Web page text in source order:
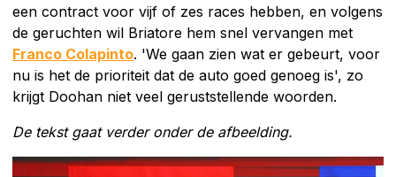
een contract voor vijf of zes races hebben, en volgens
de geruchten wil Briatore hem snel vervangen met
Franco Colapinto. 'We gaan zien wat er gebeurt, voor
nu is het de prioriteit dat de auto goed genoeg is', zo
krijgt Doohan niet veel geruststellende woorden.
De tekst gaat verder onder de afbeelding.